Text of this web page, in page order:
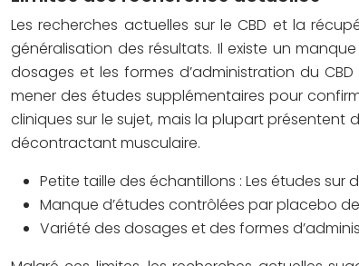
Les recherches actuelles sur le CBD et la
généralisation des résultats. Il existe un
dosages et les formes d’administration du
mener des études supplémentaires pour
cliniques sur le sujet, mais la plupart présentent
décontractant musculaire.
Petite taille des échantillons : Les études
Manque d’études contrôlées par placebo
Variété des dosages et des formes